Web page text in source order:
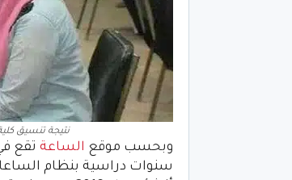
نتيجة تنسيق كلية
وبحسب موقع الساعة
سنوات دراسية بنظام